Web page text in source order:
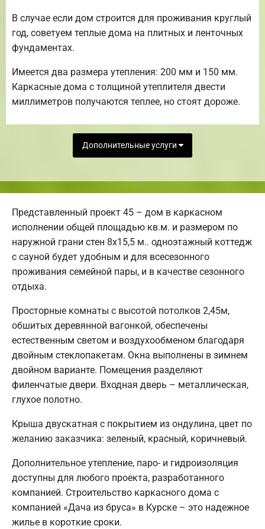
В случае если дом строится для проживания круглый
год, советуем теплые дома на плитных и ленточных
фундаментах.
Имеется два размера утепления: 200 мм и 150 мм.
Каркасные дома с толщиной утеплителя двести
миллиметров получаются теплее, но стоят дороже.
Дополнительные услуги
Представленный проект 45 – дом в каркасном
исполнении общей площадью кв.м. и размером по
наружной грани стен 8х15,5 м.. одноэтажный коттедж
с сауной будет удобным и для всесезонного
проживания семейной пары, и в качестве сезонного
отдыха.
Просторные комнаты с высотой потолков 2,45м,
обшитых деревянной вагонкой, обеспечены
естественным светом и воздухообменом благодаря
двойным стеклопакетам. Окна выполнены в зимнем
двойном варианте. Помещения разделяют
филенчатые двери. Входная дверь – металлическая,
глухое полотно.
Крыша двускатная с покрытием из ондулина, цвет по
желанию заказчика: зеленый, красный, коричневый.
Дополнительное утепление, паро- и гидроизоляция
доступны для любого проекта, разработанного
компанией. Строительство каркасного дома с
компанией «Дача из бруса» в Курске – это надежное
жилье в короткие сроки.